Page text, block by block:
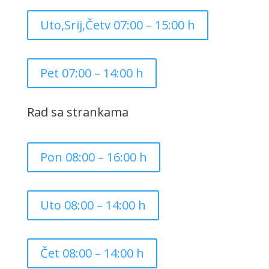
Uto,Srij,Četv 07:00 – 15:00 h
Pet 07:00 – 14:00 h
Rad sa strankama
Pon 08:00 – 16:00 h
Uto 08:00 – 14:00 h
Čet 08:00 – 14:00 h